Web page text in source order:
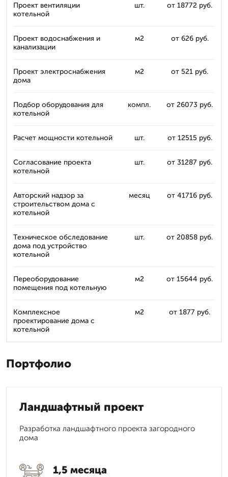
Проект вентиляции
котельной
шт. от 18772 руб.
Проект водоснабжения и
канализации
м2 от 626 руб.
Проект электроснабжения
дома
м2 от 521 руб.
Подбор оборудования для
котельной
компл. от 26073 руб.
Расчет мощности котельной шт. от 12515 руб.
Согласование проекта
котельной
шт. от 31287 руб.
Авторский надзор за
строительством дома с
котельной
месяц от 41716 руб.
Техническое обследование
дома под устройство
котельной
шт. от 20858 руб.
Переоборудование
помещения под котельную
м2 от 15644 руб.
Комплексное
проектирование дома с
котельной
м2 от 1877 руб.
Портфолио
Ландшафтный проект
Разработка ландшафтного проекта загородного
дома
1,5 месяца